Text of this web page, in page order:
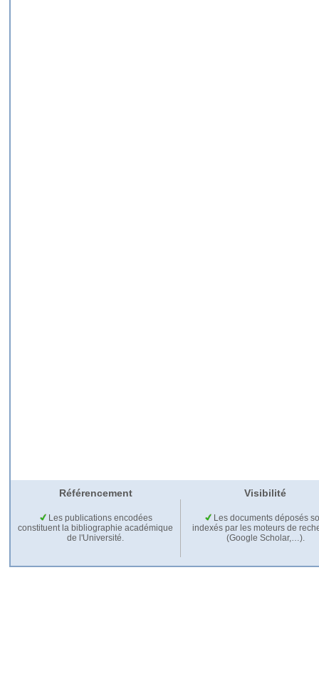
Référencement Visibilité
Les publications encodées
constituent la bibliographie académique
de l'Université.
Les documents déposés
indexés par les moteurs de
(Google Scholar,…).